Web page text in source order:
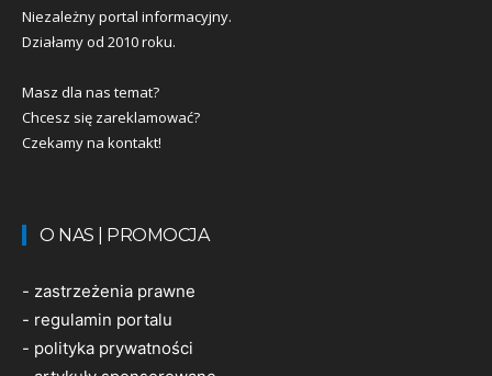
Niezależny portal informacyjny.
Działamy od 2010 roku.
Masz dla nas temat?
Chcesz się zareklamować?
Czekamy na kontakt!
O NAS | PROMOCJA
- zastrzeżenia prawne
- regulamin portalu
- polityka prywatności